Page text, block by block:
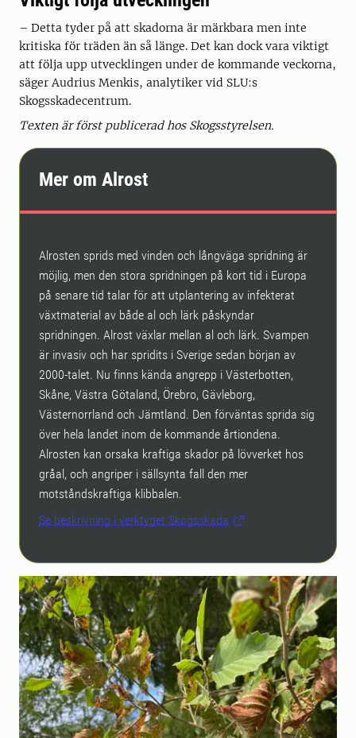
– Detta tyder på att skadorna är märkbara men inte
kritiska för träden än så länge. Det kan dock vara viktigt
att följa upp utvecklingen under de kommande veckorna,
säger Audrius Menkis, analytiker vid SLU:s
Skogsskadecentrum.
Texten är först publicerad hos Skogsstyrelsen.
Mer om Alrost
Alrosten sprids med vinden och långväga spridning är
möjlig, men den stora spridningen på kort tid i Europa
på senare tid talar för att utplantering av infekterat
växtmaterial av både al och lärk påskyndar
spridningen. Alrost växlar mellan al och lärk. Svampen
är invasiv och har spridits i Sverige sedan början av
2000-talet. Nu finns kända angrepp i Västerbotten,
Skåne, Västra Götaland, Örebro, Gävleborg,
Västernorrland och Jämtland. Den förväntas sprida sig
över hela landet inom de kommande årtiondena.
Alrosten kan orsaka kraftiga skador på lövverket hos
gråal, och angriper i sällsynta fall den mer
motståndskraftiga klibbalen.
Se beskrivning i verktyget Skogsskada